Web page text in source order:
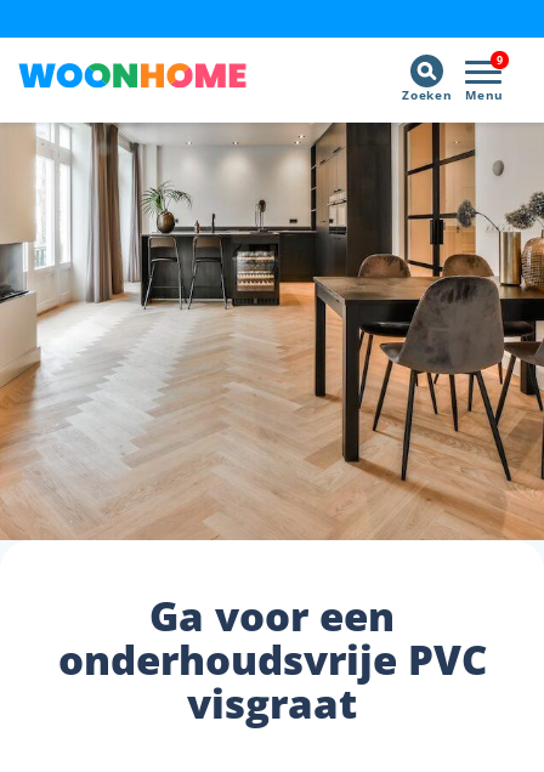
9
Menu
Zoeken
Ga voor een
onderhoudsvrije PVC
visgraat